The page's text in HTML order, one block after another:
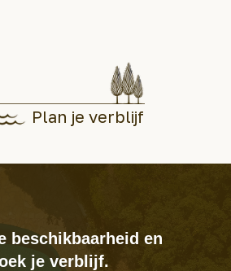
Plan je verblijf
beschikbaarheid en
je verblijf.